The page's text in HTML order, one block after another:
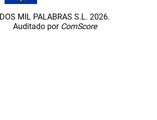
DOS MIL PALABRAS S.L. 2026.
Auditado por ComScore